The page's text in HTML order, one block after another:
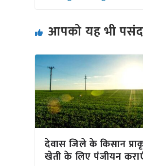
आपको यह भी
देवास जिले के किसान
खेती के लिए पंजीयन